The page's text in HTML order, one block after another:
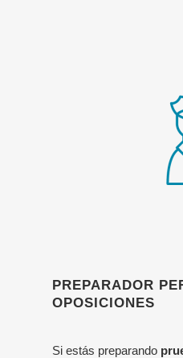
PREPARADOR
OPOSICIONES
Si estás preparando